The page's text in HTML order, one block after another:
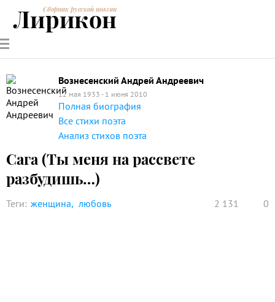
РУССКИЕ
ПОЭТЫ
СОВРЕМЕННИКИЭНЦИКЛОПЕДИЯ
ПОЭЗИИ
Сборник русской поэзии
Лирикон
Вознесенский Андрей Андреевич
12 мая 1933 - 1 июня 2010
Полная биография
Все стихи поэта
Анализ стихов поэта
Сага (Ты меня на рассвете
разбудишь…)
Теги: женщина любовь 2 131 0